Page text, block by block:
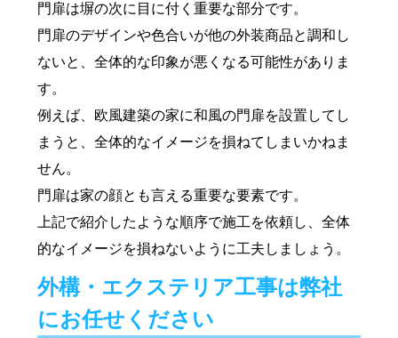
門扉は塀の次に目に付く重要な部分です。
門扉のデザインや色合いが他の外装商品と調和し
ないと、全体的な印象が悪くなる可能性がありま
す。
例えば、欧風建築の家に和風の門扉を設置してし
まうと、全体的なイメージを損ねてしまいかねま
せん。
門扉は家の顔とも言える重要な要素です。
上記で紹介したような順序で施工を依頼し、全体
的なイメージを損ねないように工夫しましょう。
外構・エクステリア工事は弊社
にお任せください